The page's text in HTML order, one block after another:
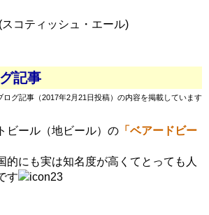
コティッシュ・エール)
記事
グ記事（2017年2月21日投稿）の内容を掲載しています
ビール（地ビール）の 「ベアードビー
的にも実は知名度が高くてとっても人
す